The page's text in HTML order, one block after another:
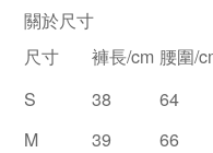
關於尺寸
尺寸
褲長/cm 腰圍/
S
38 64
M
39 66